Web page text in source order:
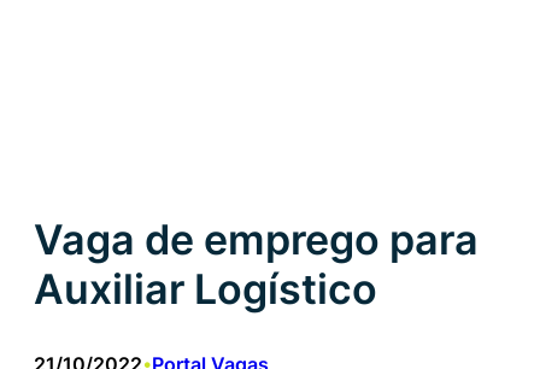
Vaga de emprego para
Auxiliar Logístico
21/10/2022•Portal Vagas